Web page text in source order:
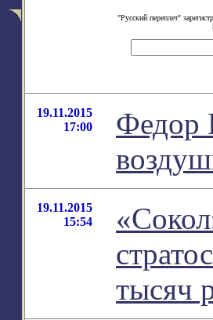
"Русский переплет"
19.11.2015
17:00
Федор
19.11.2015
15:54
тысяч